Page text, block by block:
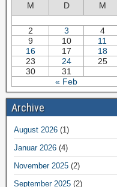
M D M
« Feb
2
3 4
9
10 11
16
17 18
23
24 25
30
31
Archive
August 2026 (1)
Januar 2026 (4)
November 2025 (2)
September 2025 (2)